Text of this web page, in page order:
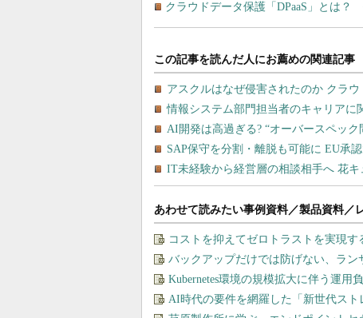
クラウドデータ保護「DPaaS」とは？
あわせて読みたい事例資料／製品資料／
コストを抑えてゼロトラストを実現す
バックアップだけでは防げない、ラ
Kubernetes環境の規模拡大に伴う運用
AI時代の要件を網羅した「新世代スト